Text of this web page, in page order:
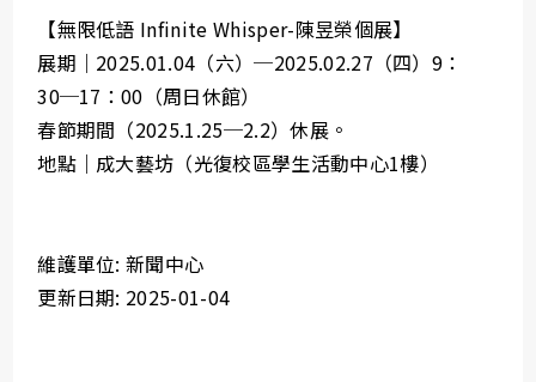
【無限低語 Infinite Whisper-陳昱榮個展】
展期｜2025.01.04（六）─2025.02.27（四）9：
30─17：00（周日休館）
春節期間（2025.1.25─2.2）休展。
地點｜成大藝坊（光復校區學生活動中心1樓）
維護單位: 新聞中心
更新日期: 2025-01-04